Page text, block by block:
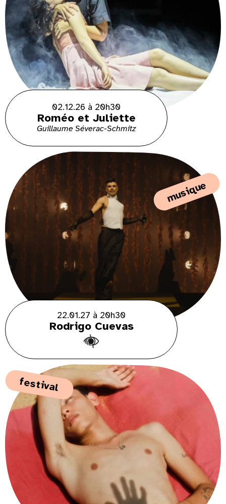
02.12.26 à 20h30
Roméo et Juliette
Guillaume Séverac-Schmitz
musique
22.01.27 à 20h30
Rodrigo Cuevas
festival